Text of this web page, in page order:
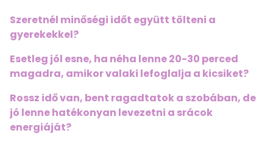
Szeretnél minőségi időt együtt tölteni a
gyerekekkel?
Esetleg jól esne, ha néha lenne 20-30 perced
magadra, amikor valaki lefoglalja a kicsiket?
Rossz idő van, bent ragadtatok a szobában, de
jó lenne hatékonyan levezetni a srácok
energiáját?